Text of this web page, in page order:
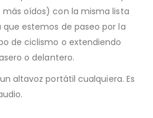
oídos) con la misma lista
estemos de paseo por la
de ciclismo o extendiendo
o delantero.
altavoz portátil cualquiera. Es